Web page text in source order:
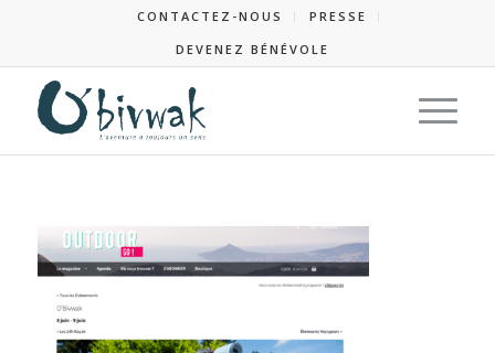
CONTACTEZ-NOUS
PRESSE
DEVENEZ BÉNÉVOLE